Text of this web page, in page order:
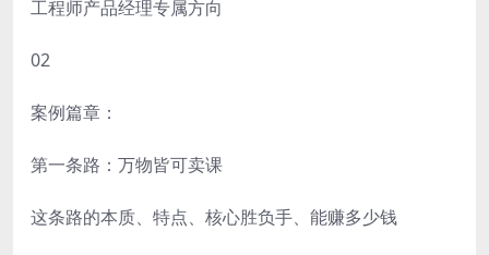
工程师产品经理专属方向
02
案例篇章：
第一条路：万物皆可卖课
这条路的本质、特点、核心胜负手、能赚多少钱